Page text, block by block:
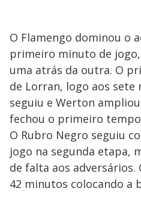
O Flamengo dominou o
primeiro minuto de
uma atrás da outra. O
de Lorran, logo aos sete
seguiu e Werton
fechou o primeiro
O Rubro Negro seguiu
jogo na segunda etapa,
de falta aos
42 minutos colocando a